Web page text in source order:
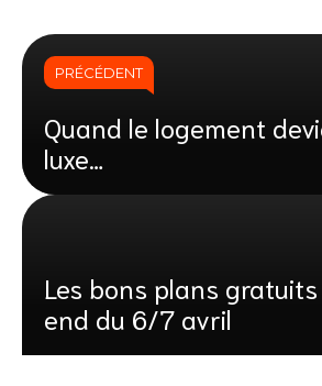
PRÉCÉDENT
Quand le logement
luxe…
Les bons plans
end du 6/7 avril